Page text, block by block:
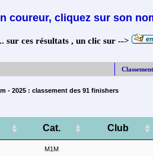
coureur, cliquez sur son
sur ces résultats , un clic sur -->
- 2025 : classement des 91 finishers
Cat. Club
M1M